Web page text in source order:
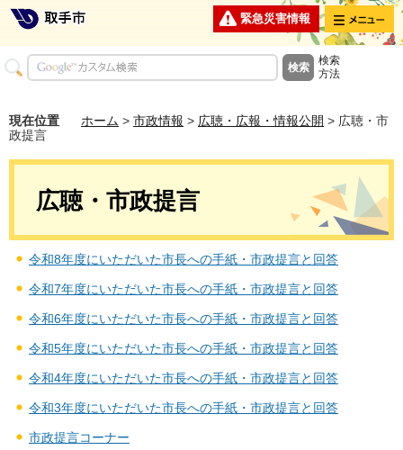
緊急災害情報 メニュー
検索
方法
現在位置 ホーム > 市政情報 > 広聴・広報・情報公開 > 広聴・市
政提言
広聴・市政提言
令和8年度にいただいた市長への手紙・市政提言と回答
令和7年度にいただいた市長への手紙・市政提言と回答
令和6年度にいただいた市長への手紙・市政提言と回答
令和5年度にいただいた市長への手紙・市政提言と回答
令和4年度にいただいた市長への手紙・市政提言と回答
令和3年度にいただいた市長への手紙・市政提言と回答
市政提言コーナー